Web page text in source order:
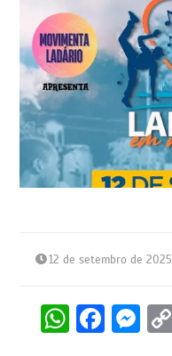
12 de setembro de 2025
W F
M